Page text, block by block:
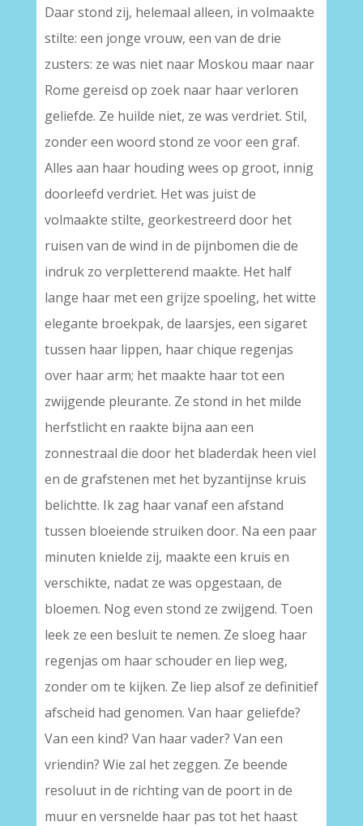
Daar stond zij, helemaal alleen, in volmaakte
stilte: een jonge vrouw, een van de drie
zusters: ze was niet naar Moskou maar naar
Rome gereisd op zoek naar haar verloren
geliefde. Ze huilde niet, ze was verdriet. Stil,
zonder een woord stond ze voor een graf.
Alles aan haar houding wees op groot, innig
doorleefd verdriet. Het was juist de
volmaakte stilte, georkestreerd door het
ruisen van de wind in de pijnbomen die de
indruk zo verpletterend maakte. Het half
lange haar met een grijze spoeling, het witte
elegante broekpak, de laarsjes, een sigaret
tussen haar lippen, haar chique regenjas
over haar arm; het maakte haar tot een
zwijgende pleurante. Ze stond in het milde
herfstlicht en raakte bijna aan een
zonnestraal die door het bladerdak heen viel
en de grafstenen met het byzantijnse kruis
belichtte. Ik zag haar vanaf een afstand
tussen bloeiende struiken door. Na een paar
minuten knielde zij, maakte een kruis en
verschikte, nadat ze was opgestaan, de
bloemen. Nog even stond ze zwijgend. Toen
leek ze een besluit te nemen. Ze sloeg haar
regenjas om haar schouder en liep weg,
zonder om te kijken. Ze liep alsof ze definitief
afscheid had genomen. Van haar geliefde?
Van een kind? Van haar vader? Van een
vriendin? Wie zal het zeggen. Ze beende
resoluut in de richting van de poort in de
muur en versnelde haar pas tot het haast